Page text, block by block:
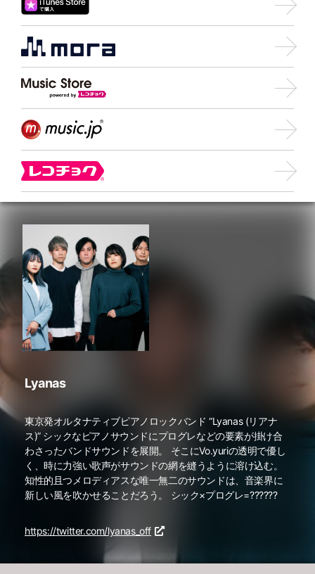
Lyanas
東京発オルタナティブピアノロックバンド “Lyanas (リアナ
ス)” シックなピアノサウンドにプログレなどの要素が掛け合
わさったバンドサウンドを展開。 そこにVo.yuriの透明で優し
く、時に力強い歌声がサウンドの網を縫うように溶け込む。
知性的且つメロディアスな唯一無二のサウンドは、音楽界に
新しい風を吹かせることだろう。 シック×プログレ=??????
https://twitter.com/lyanas_off